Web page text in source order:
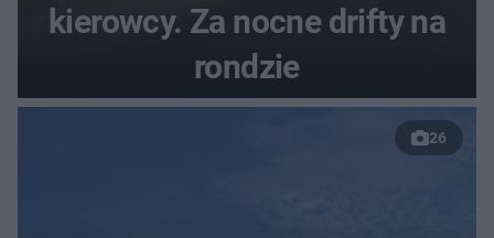
kierowcy. Za nocne drifty na
rondzie
26